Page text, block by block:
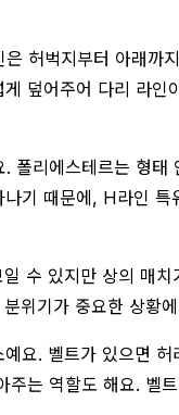
은 허벅지부터 아래
덮어주어 다리 라
폴리에스테르는 형
기 때문에, H라인
수 있지만 상의 매
위기가 중요한 상황
요. 벨트가 있으면
는 역할도 해요.